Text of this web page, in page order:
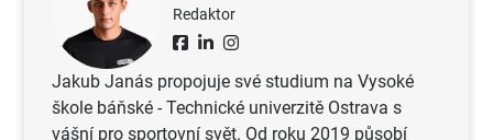
Redaktor
Jakub Janás propojuje své studium na Vysoké
škole báňské - Technické univerzitě Ostrava s
vášní pro sportovní svět. Od roku 2019 působí